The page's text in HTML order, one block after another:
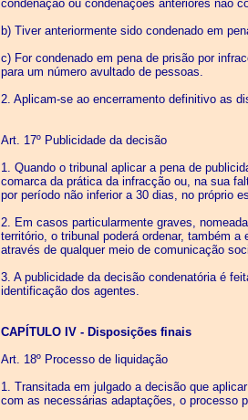
condenação ou condenações anteriores não
b) Tiver anteriormente sido condenado em
c) For condenado em pena de prisão por
para um número avultado de pessoas.
2. Aplicam-se ao encerramento definitivo as
Art. 17º Publicidade da decisão
1. Quando o tribunal aplicar a pena de
comarca da prática da infracção ou, na sua
por período não inferior a 30 dias, no próprio
2. Em casos particularmente graves,
território, o tribunal poderá ordenar, também
através de qualquer meio de comunicação
3. A publicidade da decisão condenatória é
identificação dos agentes.
CAPÍTULO IV - Disposições finais
Art. 18º Processo de liquidação
1. Transitada em julgado a decisão que
com as necessárias adaptações, o processo